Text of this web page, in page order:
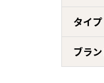
タイプ
ブラ